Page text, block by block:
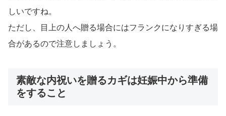
しいですね。
ただし、目上の人へ贈る場合にはフランクになりすぎる場
合があるので注意しましょう。
素敵な内祝いを贈るカギは妊娠中から準備
をすること